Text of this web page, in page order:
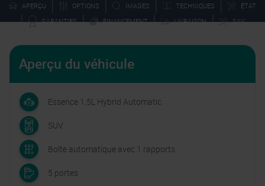
APERÇU OPTIONS IMAGES TECHNIQUES ÉTAT
| GARANTIES | FINANCEMENT | LIVRAISON | SAV
Aperçu du véhicule
Essence 1.5L Hybrid Automatic
SUV
Boîte automatique avec 1 rapports
5 portes